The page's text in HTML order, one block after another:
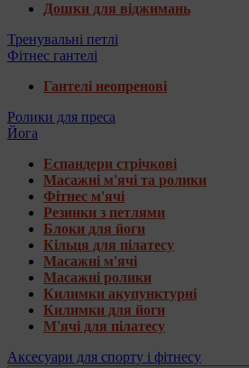
Дошки для віджимань
Тренувальні петлі
Фітнес гантелі
Гантелі неопренові
Ролики для преса
Йога
Еспандери стрічкові
Масажні м'ячі та ролики
Фітнес м'ячі
Резинки з петлями
Блоки для йоги
Кільця для пілатесу
Масажні м'ячі
Масажні ролики
Килимки акупунктурні
Килимки для йоги
М'ячі для пілатесу
Аксесуари для спорту і фітнесу